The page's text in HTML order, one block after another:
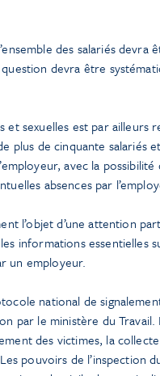
des salariés devra
devra être
sexuelles est par ailleurs
plus de cinquante salariés
avec la possibilité
absences par
l’objet d’une attention
informations essentielles
un employeur.
national de
par le ministère du
des victimes, la
pouvoirs de l’inspection